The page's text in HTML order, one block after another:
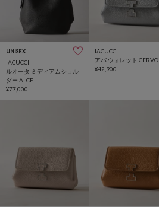
UNISEX
IACUCCI
ルオータ ミディアムショル
ダー ALCE
¥77,000
IACUCCI
アバ ウォレット CERVO
¥42,900